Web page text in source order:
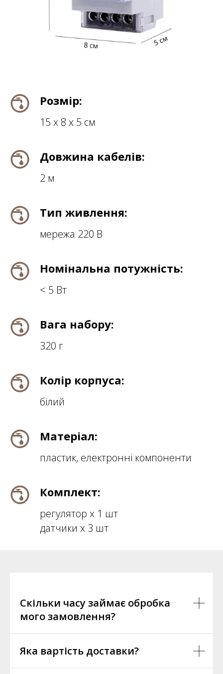
Розмір:
15 х 8 х 5 см
Довжина кабелів:
2 м
Тип живлення:
мережа 220 В
Номінальна потужність:
< 5 Вт
Вага набору:
320 г
Колір корпуса:
білий
Матеріал:
пластик, електронні компоненти
Комплект:
регулятор х 1 шт
датчики х 3 шт
Скільки часу займає обробка
мого замовлення?
Яка вартість доставки?